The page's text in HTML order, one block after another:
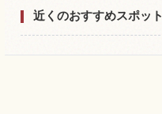
近くのおすすめスポット